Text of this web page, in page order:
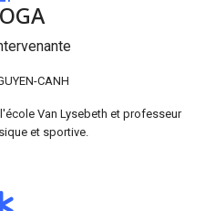
CANH
Van Lysebeth et professeur
et sportive.